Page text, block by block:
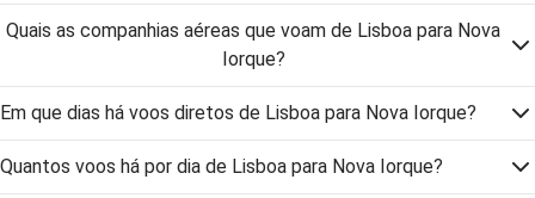
Quais as companhias aéreas que voam de Lisboa para Nova
Iorque?
Em que dias há voos diretos de Lisboa para Nova Iorque?
Quantos voos há por dia de Lisboa para Nova Iorque?